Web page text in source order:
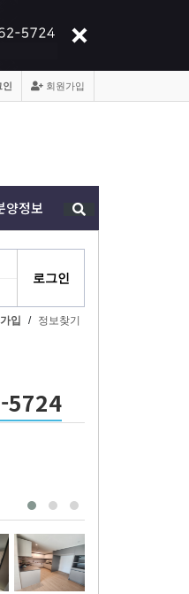
회원가입
인
양정보
입 / 정보찾기
5724